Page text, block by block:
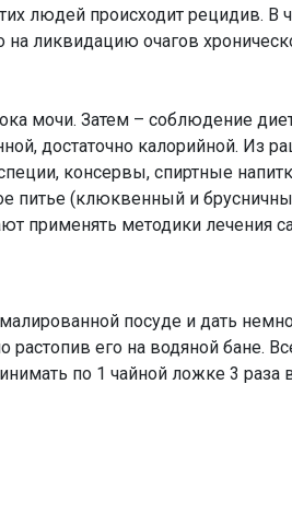
людей происходит рецидив. В
ликвидацию очагов
мочи. Затем – соблюдение
достаточно калорийной. Из
консервы, спиртные
питье (клюквенный и
применять методики лечения
посуде и дать
растопив его на водяной бане.
по 1 чайной ложке 3 раза